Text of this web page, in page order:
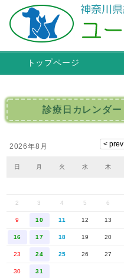
トップページ
診療日カレンダー
2026年8月
日 月 火 水 木
2 3 4 5 6
9 10 11 12 13
16 17 18 19 20
23 24 25 26 27
30 31